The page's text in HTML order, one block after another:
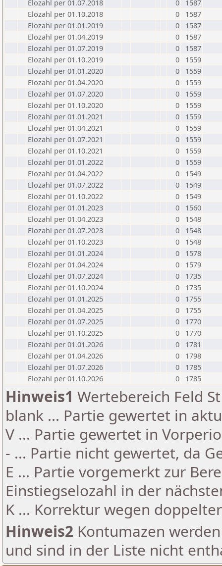
Elozahl per 01.07.2018
0
1587
Elozahl per 01.10.2018
0
1587
Elozahl per 01.01.2019
0
1587
Elozahl per 01.04.2019
0
1587
Elozahl per 01.07.2019
0
1587
Elozahl per 01.10.2019
0
1559
Elozahl per 01.01.2020
0
1559
Elozahl per 01.04.2020
0
1559
Elozahl per 01.07.2020
0
1559
Elozahl per 01.10.2020
0
1559
Elozahl per 01.01.2021
0
1559
Elozahl per 01.04.2021
0
1559
Elozahl per 01.07.2021
0
1559
Elozahl per 01.10.2021
0
1559
Elozahl per 01.01.2022
0
1559
Elozahl per 01.04.2022
0
1549
Elozahl per 01.07.2022
0
1549
Elozahl per 01.10.2022
0
1549
Elozahl per 01.01.2023
0
1560
Elozahl per 01.04.2023
0
1548
Elozahl per 01.07.2023
0
1548
Elozahl per 01.10.2023
0
1548
Elozahl per 01.01.2024
0
1578
Elozahl per 01.04.2024
0
1579
Elozahl per 01.07.2024
0
1735
Elozahl per 01.10.2024
0
1735
Elozahl per 01.01.2025
0
1755
Elozahl per 01.04.2025
0
1755
Elozahl per 01.07.2025
0
1770
Elozahl per 01.10.2025
0
1770
Elozahl per 01.01.2026
0
1781
Elozahl per 01.04.2026
0
1798
Elozahl per 01.07.2026
0
1785
Elozahl per 01.10.2026
0 1785
Hinweis1 Wertebereich Feld
blank ... Partie gewertet in
V ... Partie gewertet in
- ... Partie nicht gewertet, da
E ... Partie vorgemerkt zur
Einstiegselozahl in der
K ... Korrektur wegen
Hinweis2 Kontumazen
und sind in der Liste nicht